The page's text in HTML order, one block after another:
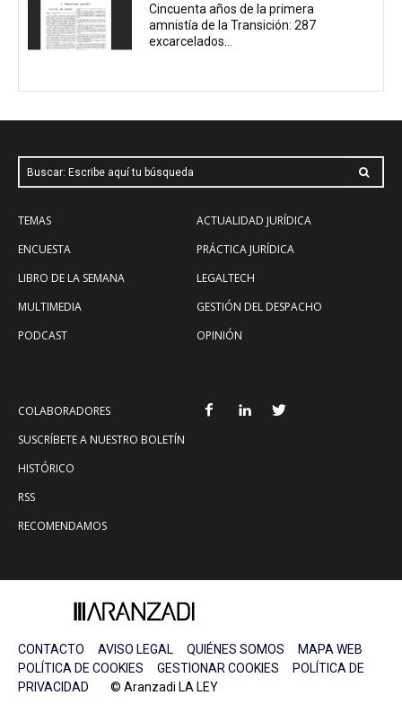
Cincuenta años de la primera
amnistía de la Transición: 287
excarcelados...
Buscar: Escribe aquí tu búsqueda
TEMAS
ENCUESTA
LIBRO DE LA SEMANA
MULTIMEDIA
PODCAST
ACTUALIDAD JURÍDICA
PRÁCTICA JURÍDICA
LEGALTECH
GESTIÓN DEL DESPACHO
OPINIÓN
COLABORADORES
SUSCRÍBETE A NUESTRO BOLETÍN
HISTÓRICO
RSS
RECOMENDAMOS
CONTACTO AVISO LEGAL QUIÉNES SOMOS
MAPA WEB
POLÍTICA DE COOKIES
GESTIONAR COOKIES
POLÍTICA DE
PRIVACIDAD © Aranzadi LA LEY